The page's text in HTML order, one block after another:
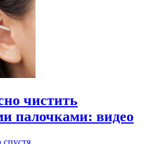
чистить
палочками: видео
спустя